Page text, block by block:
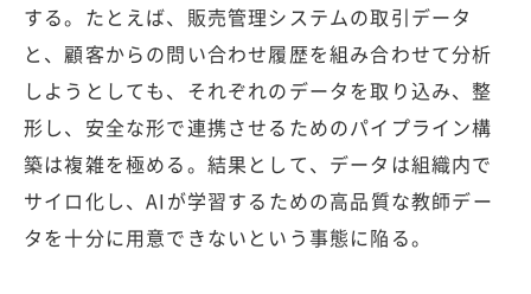
する。たとえば、販売管理システムの取引データ
と、顧客からの問い合わせ履歴を組み合わせて分析
しようとしても、それぞれのデータを取り込み、整
形し、安全な形で連携させるためのパイプライン構
築は複雑を極める。結果として、データは組織内で
サイロ化し、AIが学習するための高品質な教師デー
タを十分に用意できないという事態に陥る。